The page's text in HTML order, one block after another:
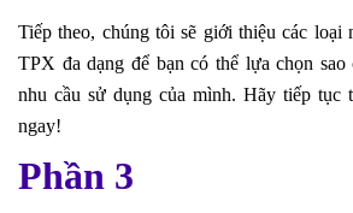
Tiếp theo, chúng tôi sẽ giới thiệu các loại
TPX đa dạng để bạn có thể lựa chọn
nhu cầu sử dụng của mình. Hãy tiếp tục
ngay!
Phần 3